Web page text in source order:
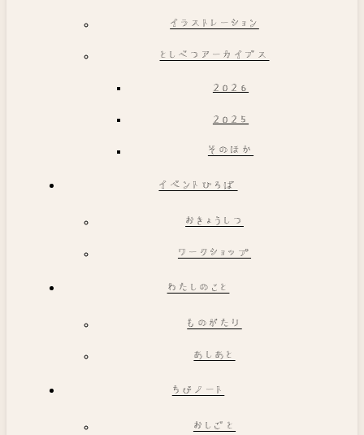
イラストレーション
としべつアーカイブス
2026
2025
そのほか
イベントひろば
おきょうしつ
ワークショップ
わたしのこと
ものがたり
あしあと
ちびノート
おしごと